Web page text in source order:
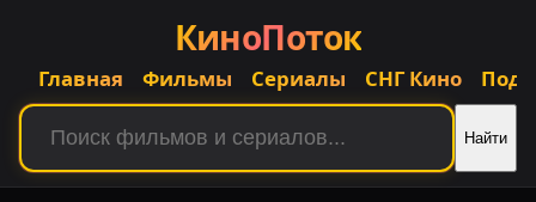
КиноПоток
Главная Фильмы Сериалы СНГ Кино
Найти